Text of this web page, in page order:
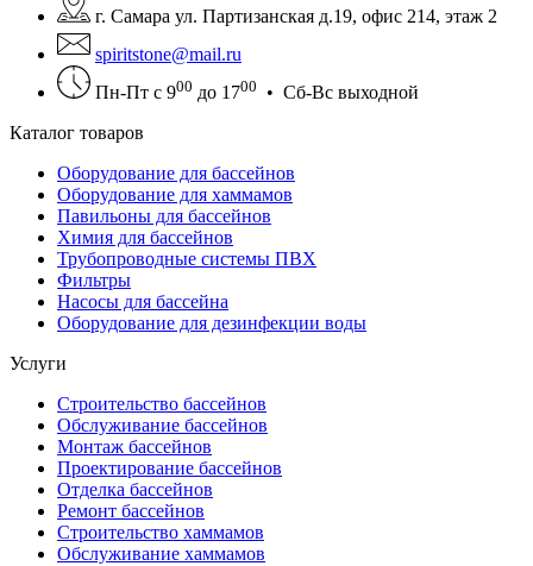
г. Самара ул. Партизанская д.19, офис 214, этаж 2
spiritstone@mail.ru
Пн-Пт с 900 до 1700
• Сб-Вс выходной
Каталог товаров
Оборудование для бассейнов
Оборудование для хаммамов
Павильоны для бассейнов
Химия для бассейнов
Трубопроводные системы ПВХ
Фильтры
Насосы для бассейна
Оборудование для дезинфекции воды
Услуги
Строительство бассейнов
Обслуживание бассейнов
Монтаж бассейнов
Проектирование бассейнов
Отделка бассейнов
Ремонт бассейнов
Строительство хаммамов
Обслуживание хаммамов